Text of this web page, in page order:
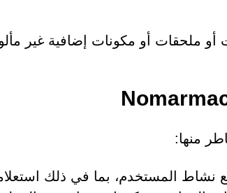
ملحقات أو مكونات إضافية غير
نشاط المستخدم، بما في ذلك